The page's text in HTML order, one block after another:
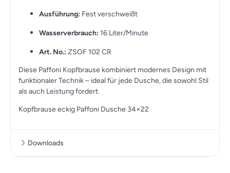
Ausführung: Fest verschweißt
Wasserverbrauch: 16 Liter/Minute
Art. No.: ZSOF 102 CR
Diese Paffoni Kopfbrause kombiniert modernes Design mit
funktionaler Technik – ideal für jede Dusche, die sowohl Stil
als auch Leistung fordert.
Kopfbrause eckig Paffoni Dusche 34×22
Downloads